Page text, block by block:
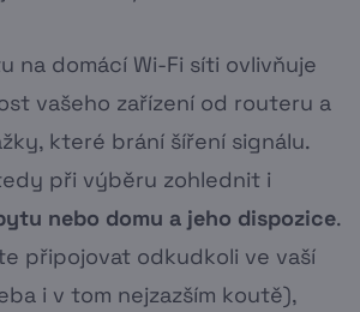
na domácí Wi-Fi síti ovlivňuje
vašeho zařízení od routeru a
které brání šíření signálu.
při výběru zohlednit i
nebo domu a jeho dispozice.
připojovat odkudkoli ve vaší
i v tom nejzazším koutě),